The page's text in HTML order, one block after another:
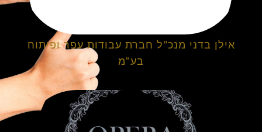
אילן בדני מנכ"ל חברת עבודות עפר ופיתוח
בע"מ